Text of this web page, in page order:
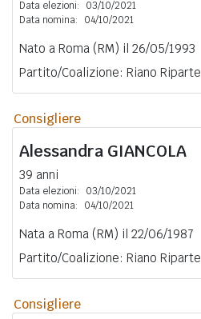
Data elezioni:
03/10/2021
Data nomina:
04/10/2021
Nato a Roma (RM) il 26/05/1993
Partito/Coalizione: Riano Riparte
Consigliere
Alessandra GIANCOLA
39 anni
Data elezioni:
03/10/2021
Data nomina:
04/10/2021
Nata a Roma (RM) il 22/06/1987
Partito/Coalizione: Riano Riparte
Consigliere